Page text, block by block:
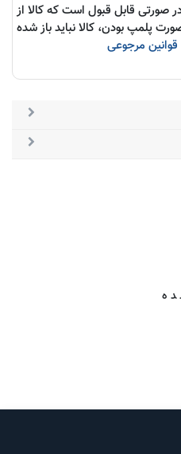
صورتی قابل قبول است که کالا از
پلمپ بودن، کالا نباید باز شده
مرجوعی